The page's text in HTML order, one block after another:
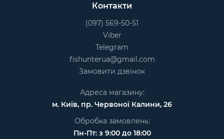
Контакти
(097) 569-50-51
Viber
Telegram
fishunterua@gmail.com
Замовити дзвінок
Адреса магазину:
м. Київ, пр. Червоної Калини, 26
Обробка замовлень:
Пн-Пт: з 9:00 до 18:00